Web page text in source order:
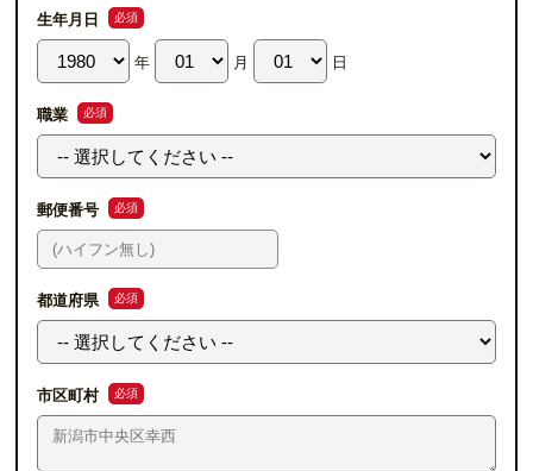
生年月日 必須
年 月 日
職業 必須
郵便番号 必須
都道府県 必須
市区町村 必須